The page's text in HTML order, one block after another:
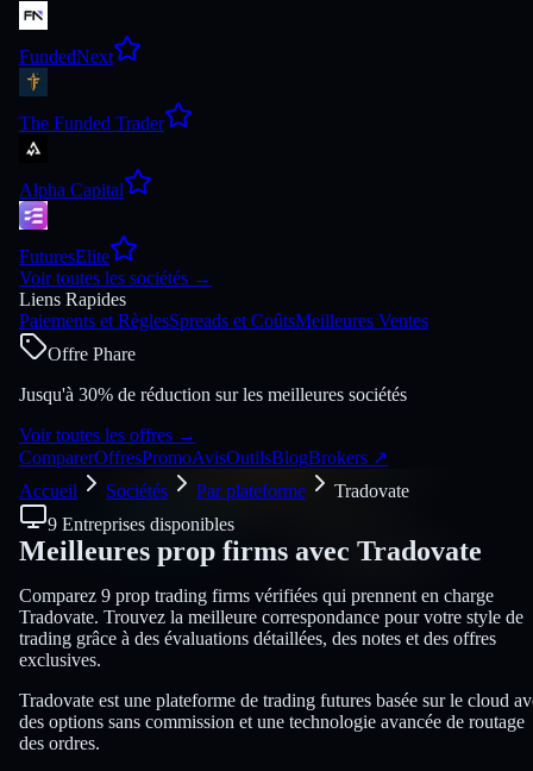
FundedNext
The Funded Trader
Alpha Capital
FuturesElite
Voir toutes les sociétés →
Liens Rapides
Paiements et RèglesSpreads et CoûtsMeilleures Ventes
Offre Phare
Jusqu'à 30% de réduction sur les meilleures sociétés
Voir toutes les offres →
ComparerOffresPromoAvisOutilsBlogBrokers ↗
Accueil
Sociétés Par plateforme
Tradovate
9 Entreprises disponibles
Meilleures prop firms avec Tradovate
Comparez 9 prop trading firms vérifiées qui prennent en charge
Tradovate. Trouvez la meilleure correspondance pour votre style de
trading grâce à des évaluations détaillées, des notes et des offres
exclusives.
Tradovate est une plateforme de trading futures basée sur le cloud
des options sans commission et une technologie avancée de routage
des ordres.